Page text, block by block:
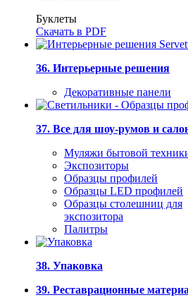
Буклеты
Скачать в PDF
36. Интерьерные решения
Декоративные панели
37. Все для шоу-румов и
Муляжи бытовой
Экспозиторы
Образцы профилей
Образцы LED профилей
Образцы столешниц для
экспозитора
Палитры
38. Упаковка
39. Реставрационные